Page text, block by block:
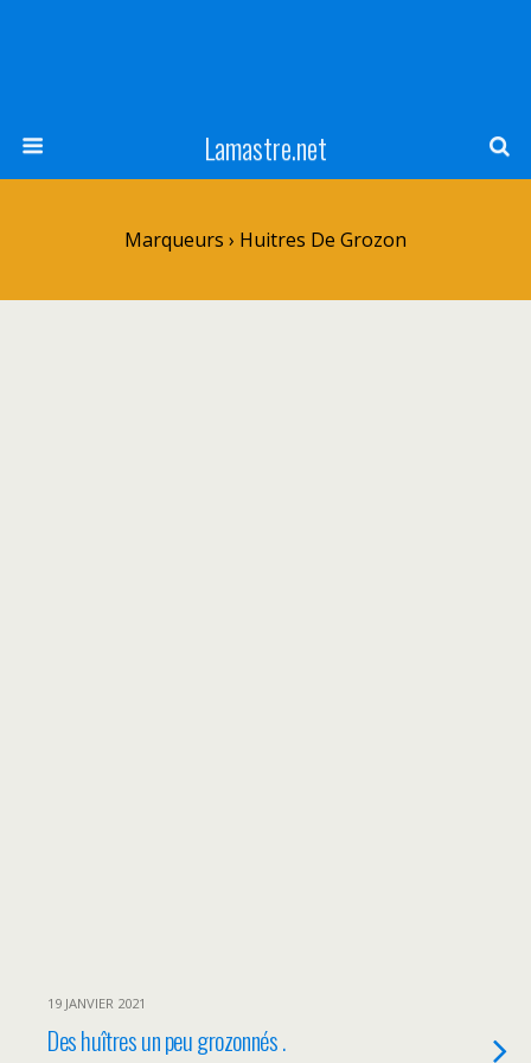
Lamastre.net
Marqueurs › Huitres De Grozon
19 JANVIER 2021
Des huîtres un peu grozonnés .